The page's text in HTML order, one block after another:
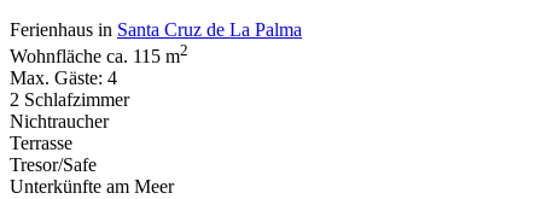
Ferienhaus in Santa Cruz de La Palma
Wohnfläche ca. 115 m2
Max. Gäste: 4
2 Schlafzimmer
Nichtraucher
Terrasse
Tresor/Safe
Unterkünfte am Meer